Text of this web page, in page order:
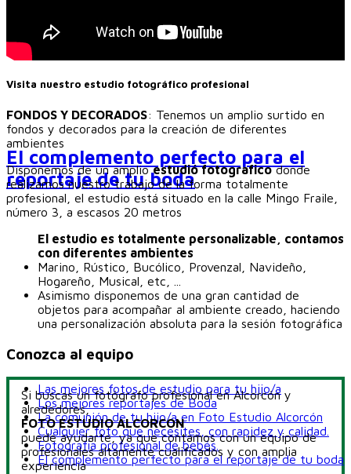
El complemento perfecto para el
reportaje de tu boda
Las mejores fotos de estudio para tu hijo/a
Los mejores reportajes de Boda
La comunión de tu hijo/a en Foto Estudio Alcorcón
Cualquier foto que necesites, con rapidez y calidad.
Fotografia profesional de bebés.
El complemento perfecto para el reportaje de tu boda
Visita nuestro estudio fotográfico profesional
FONDOS Y DECORADOS: Tenemos un amplio surtido en
fondos y decorados para la creación de diferentes
ambientes
Disponemos de un amplioestudió fotograficodonde
realizamos nuestro trabajo de la forma totalmente
profesional, el estudio está situado en la calle Mingo Fraile,
número 3, a escasos 20 metros
El estudio es totalmente personalizable, contamos
con diferentes ambientes
Marino, Rústico, Bucólico, Provenzal, Navideño,
Hogareño, Musical, etc, ...
Asimismo disponemos de una gran cantidad de
objetos para acompañar al ambiente creado, haciendo
una personalización absoluta para la sesión fotográfica
Conozca al equipo
Si buscas un fotógrafo profesional en Alcorcón y
alrededores,
FOTO ESTUDIO ALCORCON
puede ayudarte, ya que contamos con un equipo de
profesionales altamente cualificados y con amplia
experiencia